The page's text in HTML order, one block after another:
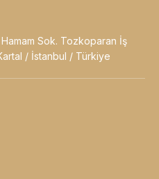
Sok. Tozkoparan İş
/ İstanbul / Türkiye